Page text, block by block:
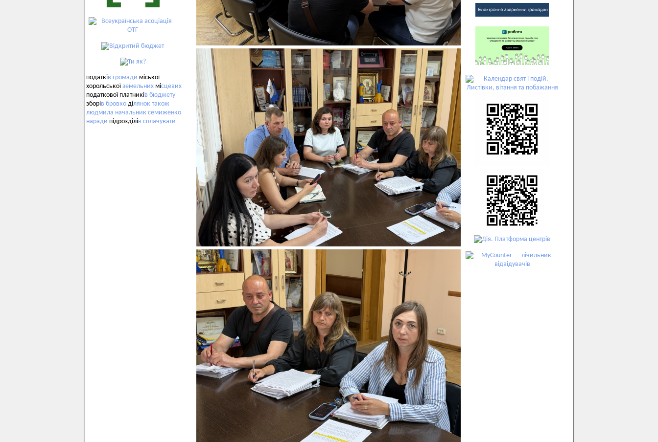
податків громади міської
хорольськоїземельних місцевих
податкової платників бюджету
зборів бровко ділянок також
людмила начальник семиженко
наради підрозділів сплачувати